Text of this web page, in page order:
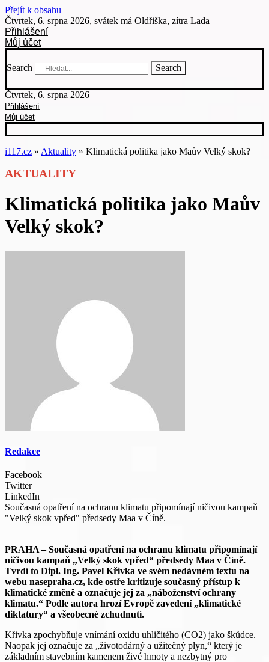
Přejít k obsahu
Čtvrtek, 6. srpna 2026, svátek má Oldřiška, zítra Lada
Přihlášení
Můj účet
Search Search
Čtvrtek, 6. srpna 2026
Přihlášení
Můj účet
i117.cz » Aktuality » Klimatická politika jako Maův Velký skok?
AKTUALITY
Klimatická politika jako Maův
Velký skok?
Redakce
Facebook
Twitter
LinkedIn
Současná opatření na ochranu klimatu připomínají ničivou kampaň
"Velký skok vpřed" předsedy Maa v Číně.
PRAHA – Současná opatření na ochranu klimatu připomínají
ničivou kampaň „Velký skok vpřed“ předsedy Maa v Číně.
Tvrdí to Dipl. Ing. Pavel Křivka ve svém nedávném textu na
webu nasepraha.cz, kde ostře kritizuje současný přístup k
klimatické změně a označuje jej za „náboženství ochrany
klimatu.“ Podle autora hrozí Evropě zavedení „klimatické
diktatury“ a všeobecné zchudnutí.
Křivka zpochybňuje vnímání oxidu uhličitého (CO2) jako škůdce.
Naopak jej označuje za „životodárný a užitečný plyn,“ který je
základním stavebním kamenem živé hmoty a nezbytný pro